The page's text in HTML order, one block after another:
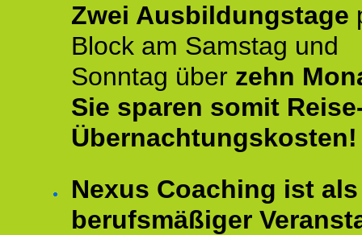
Zwei Ausbildungstage
Block am Samstag und
Sonntag über zehn
Sie sparen somit
Übernachtungskosten!
Nexus Coaching ist als
berufsmäßiger